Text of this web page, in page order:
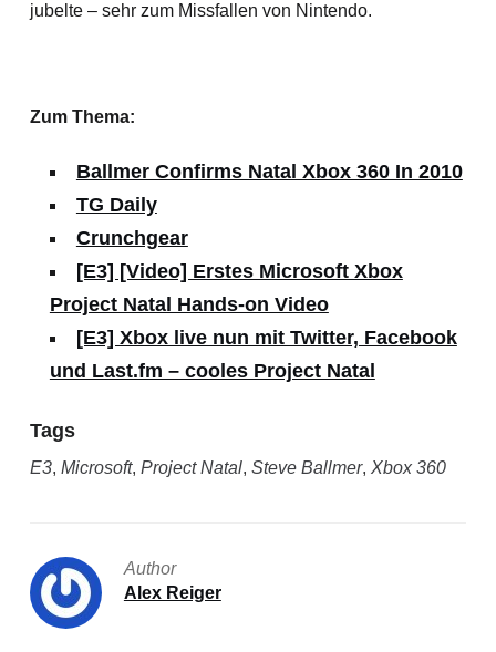
jubelte – sehr zum Missfallen von Nintendo.
Zum Thema:
Ballmer Confirms Natal Xbox 360 In 2010
TG Daily
Crunchgear
[E3] [Video] Erstes Microsoft Xbox
Project Natal Hands-on Video
[E3] Xbox live nun mit Twitter, Facebook
und Last.fm – cooles Project Natal
Tags
E3, Microsoft, Project Natal, Steve Ballmer, Xbox 360
Author
Alex Reiger